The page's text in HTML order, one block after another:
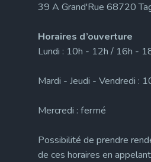
39 A Grand'Rue 68720
Horaires d’ouverture
Lundi : 10h - 12h / 16h -
Mardi - Jeudi - Vendredi :
Mercredi : fermé
Possibilité de prendre
de ces horaires en appelant